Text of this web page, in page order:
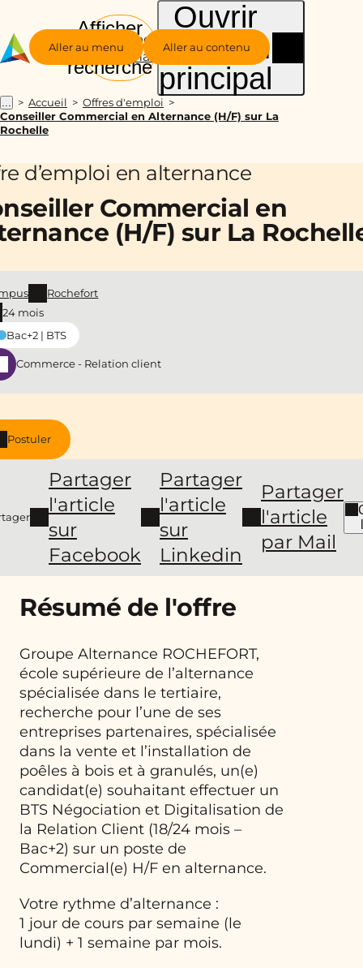
Aller au menu Aller au contenu
Groupe
Alternance
Afficher
la
recherche
Ouvrir
le menu
principal
... Accueil
Offres d'emploi
Conseiller Commercial en Alternance (H/F) sur La
Rochelle
d’emploi en alternance
Commercial en
(H/F) sur La
Postuler
Partager
l'article
sur
Facebook
Partager
l'article
sur
Linkedin
Partager
l'article
par Mail
Rochefort
24 mois
Bac+2 | BTS
Commerce - Relation client
Résumé de l'offre
Groupe Alternance ROCHEFORT,
école supérieure de l’alternance
spécialisée dans le tertiaire,
recherche pour l’une de ses
entreprises partenaires, spécialisée
dans la vente et l’installation de
poêles à bois et à granulés, un(e)
candidat(e) souhaitant effectuer un
BTS Négociation et Digitalisation de
la Relation Client (18/24 mois –
Bac+2) sur un poste de
Commercial(e) H/F en alternance.
Votre rythme d’alternance :
1 jour de cours par semaine (le
lundi) + 1 semaine par mois.